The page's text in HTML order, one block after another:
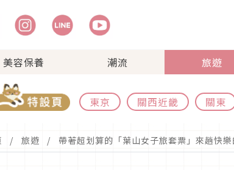
美容保養 潮流 旅遊
東京 關西近畿 關東
旅遊 帶著超划算的「葉山女子旅套票」來趟快